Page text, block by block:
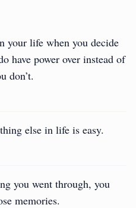
your life when you decide
have power over instead of
don’t.
else in life is easy.
you went through, you
memories.